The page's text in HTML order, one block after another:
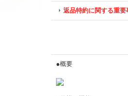
返品特約に関する重要
●概要